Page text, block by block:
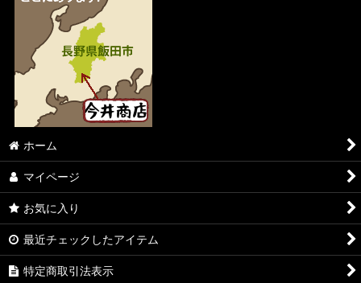
ホーム
マイページ
お気に入り
最近チェックしたアイテム
特定商取引法表示